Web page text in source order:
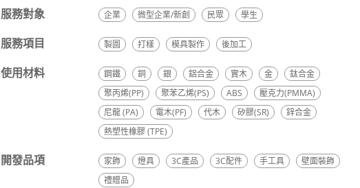
服務對象 企業 微型企業/新創 民眾 學生
服務項目 製圖 打樣 模具製作 後加工
使用材料 鋼鐵 銅 銀 鋁合金 實木 金
鈦合金
聚丙烯(PP)
聚苯乙烯(PS) ABS
壓克力(PMMA)
尼龍 (PA)
電木(PF) 代木 矽膠(SR)
鋅合金
熱塑性橡膠 (TPE)
開發品項 家飾 燈具 3C產品 3C配件 手工具
壁面裝飾
禮贈品